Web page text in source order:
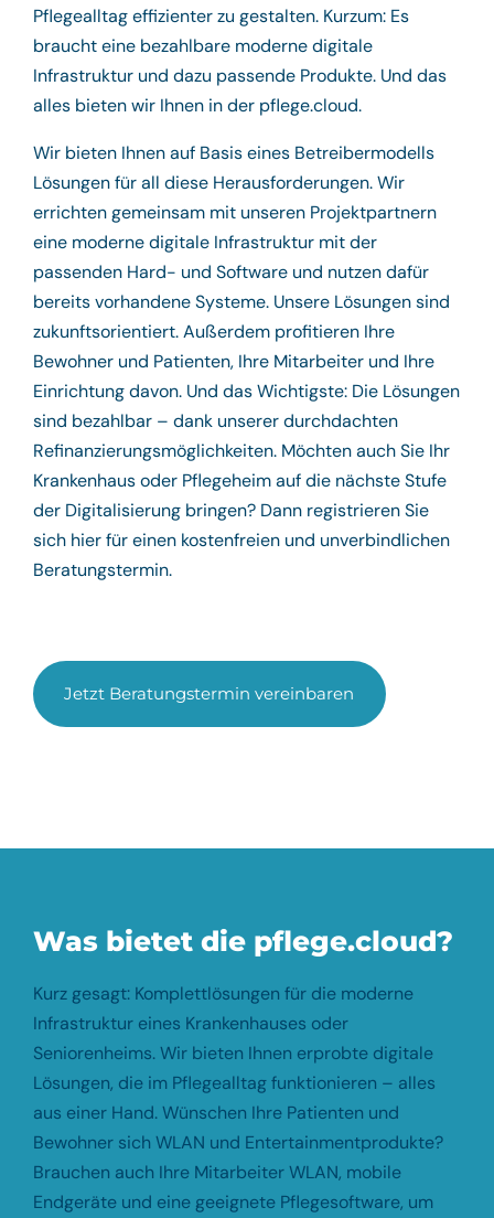
Pflegealltag effizienter zu gestalten. Kurzum: Es
braucht eine bezahlbare moderne digitale
Infrastruktur und dazu passende Produkte. Und das
alles bieten wir Ihnen in der pflege.cloud.
Wir bieten Ihnen auf Basis eines Betreibermodells
Lösungen für all diese Herausforderungen. Wir
errichten gemeinsam mit unseren Projektpartnern
eine moderne digitale Infrastruktur mit der
passenden Hard- und Software und nutzen dafür
bereits vorhandene Systeme. Unsere Lösungen sind
zukunftsorientiert. Außerdem profitieren Ihre
Bewohner und Patienten, Ihre Mitarbeiter und Ihre
Einrichtung davon. Und das Wichtigste: Die Lösungen
sind bezahlbar – dank unserer durchdachten
Refinanzierungsmöglichkeiten. Möchten auch Sie Ihr
Krankenhaus oder Pflegeheim auf die nächste Stufe
der Digitalisierung bringen? Dann registrieren Sie
sich hier für einen kostenfreien und unverbindlichen
Beratungstermin.
Jetzt Beratungstermin vereinbaren
Was bietet die pflege.cloud?
Kurz gesagt: Komplettlösungen für die moderne
Infrastruktur eines Krankenhauses oder
Seniorenheims. Wir bieten Ihnen erprobte digitale
Lösungen, die im Pflegealltag funktionieren – alles
aus einer Hand. Wünschen Ihre Patienten und
Bewohner sich WLAN und Entertainmentprodukte?
Brauchen auch Ihre Mitarbeiter WLAN, mobile
Endgeräte und eine geeignete Pflegesoftware, um